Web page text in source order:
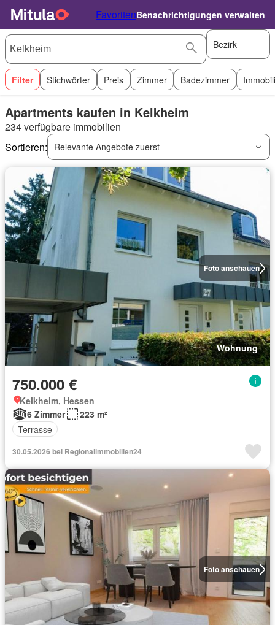
FavoritenBenachrichtigungen verwalten
Bezirk
Filter Stichwörter Preis Zimmer Badezimmer
Apartments kaufen in Kelkheim
234 verfügbare immobilien
Sortieren:
Relevante Angebote zuerst
Foto anschauen
Wohnung
750.000 €
Kelkheim, Hessen
6 Zimmer
223 m²
Terrasse
30.05.2026 bei Regionalimmobilien24
Foto anschauen